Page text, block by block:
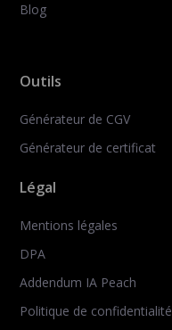
Blog
Outils
Générateur de CGV
Générateur de certificat
Légal
Mentions légales
DPA
Addendum IA Peach
Politique de confidentialité